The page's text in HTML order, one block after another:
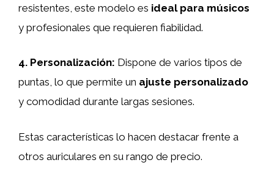
resistentes, este modelo es ideal para músicos
y profesionales que requieren fiabilidad.
4. Personalización: Dispone de varios tipos de
puntas, lo que permite un ajuste personalizado
y comodidad durante largas sesiones.
Estas características lo hacen destacar frente a
otros auriculares en su rango de precio.